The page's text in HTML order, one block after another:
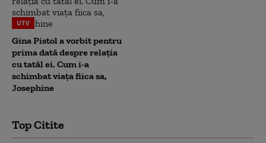
UTV
Gina Pistol a vorbit pentru
prima dată despre relația
cu tatăl ei. Cum i-a
schimbat viața fiica sa,
Josephine
Top Citite